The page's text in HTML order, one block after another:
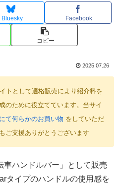
Bluesky Facebook
コピー
2025.07.26
トとして適格販売により紹介料を
のために役立てています。当サイ
て何らかのお買い物 をしていただ
ご支援ありがとうございます
ハンドルバー」として販売
タイプのハンドルの使用感を